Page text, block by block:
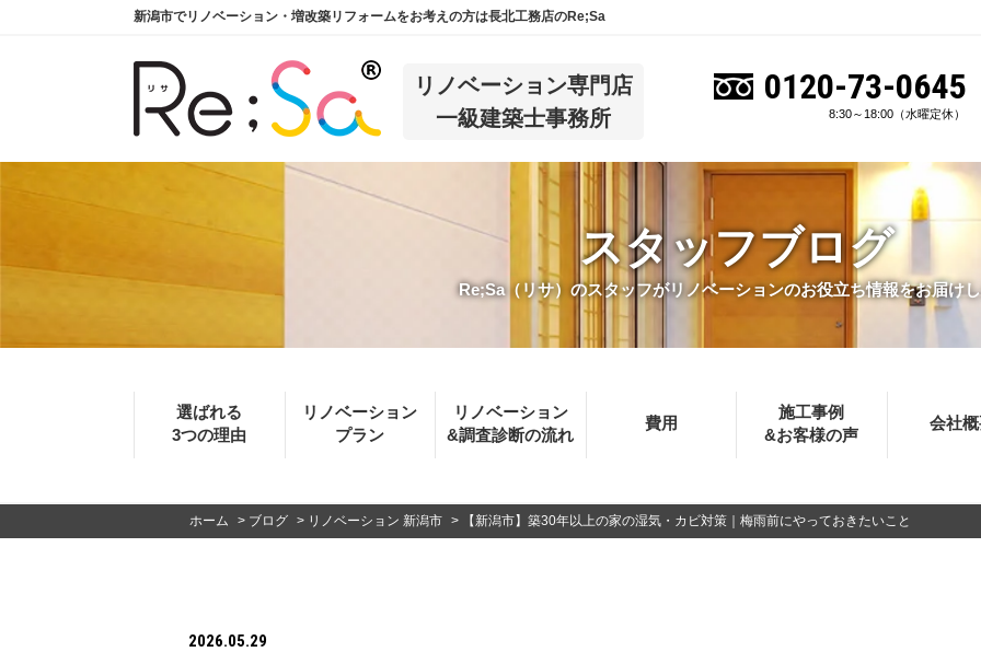
新潟市でリノベーション・増改築リフォームをお考えの方は長北工務店のRe;Sa
リノベーション専門店
一級建築士事務所
0120-73-0645
8:30～18:00（水曜定休）
スタッフブログ
Re;Sa（リサ）のスタッフがリノベーションのお役立ち情報をお届け
選ばれる
3つの理由
リノベーション
プラン
リノベーション
&調査診断の流れ
費用
施工事例
&お客様の声
会社
ホーム > ブログ > リノベーション 新潟市 > 【新潟市】築30年以上の家の湿気・カビ対策｜梅雨前にやっておきたいこと
2026.05.29